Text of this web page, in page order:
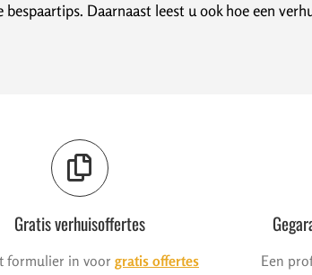
Daarnaast leest u ook hoe een
Gratis verhuisoffertes
formulier in voor gratis offertes
Een